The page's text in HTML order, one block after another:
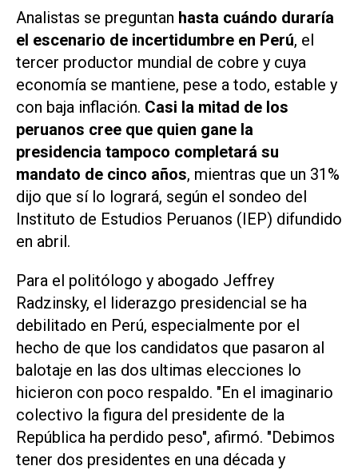
Analistas se preguntan hasta cuándo duraría
el escenario de incertidumbre en Perú, el
tercer productor mundial de cobre y cuya
economía se mantiene, pese a todo, ⁠estable y
con baja inflación. Casi la mitad de los
peruanos cree que quien gane la
presidencia tampoco ‌completará su
mandato de cinco años, mientras que un 31%
dijo que sí lo logrará, según el sondeo del
Instituto de Estudios Peruanos (IEP) difundido
en abril.
Para el politólogo y abogado Jeffrey
Radzinsky, el liderazgo presidencial se ha
debilitado en Perú, especialmente por el
hecho de que los candidatos que pasaron al
balotaje en las dos ultimas elecciones lo
hicieron con poco respaldo. "En el imaginario
colectivo la figura del presidente de la
República ha perdido peso", afirmó. "Debimos
tener dos presidentes en una década y